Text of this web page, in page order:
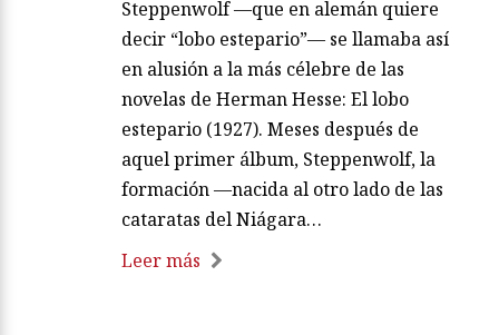
Steppenwolf —que en alemán quiere
decir “lobo estepario”— se llamaba así
en alusión a la más célebre de las
novelas de Herman Hesse: El lobo
estepario (1927). Meses después de
aquel primer álbum, Steppenwolf, la
formación —nacida al otro lado de las
cataratas del Niágara…
Leer más